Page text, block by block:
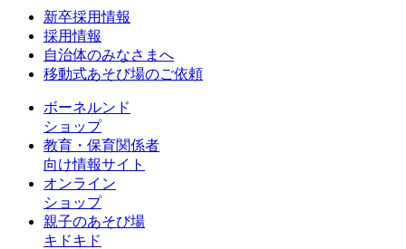
新卒採用情報
採用情報
自治体のみなさまへ
移動式あそび場のご依頼
ボーネルンド
ショップ
教育・保育関係者
向け情報サイト
オンライン
ショップ
親子のあそび場
キドキド